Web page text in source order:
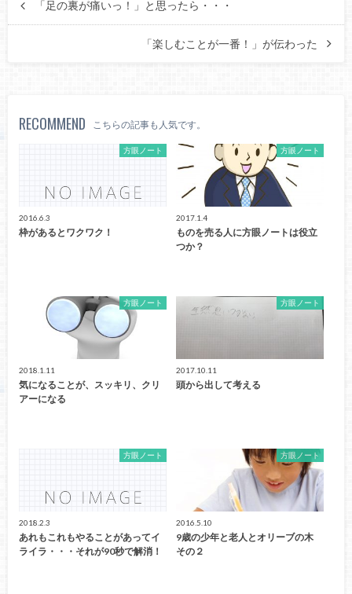
「足の裏が痛いっ！」と思ったら・・・
「楽しむことが一番！」が伝わった
RECOMMEND こちらの記事も人気です。
方眼ノート
2016.6.3
枠があるとワクワク！
方眼ノート
2017.1.4
ものを売る人に方眼ノートは役立
つか？
方眼ノート
2018.1.11
気になることが、スッキリ、クリ
アーになる
方眼ノート
2017.10.11
頭から出して考える
方眼ノート
2018.2.3
あれもこれもやることがあってイ
ライラ・・・それが90秒で解消！
方眼ノート
2016.5.10
9歳の少年と老人とオリーブの木
その２